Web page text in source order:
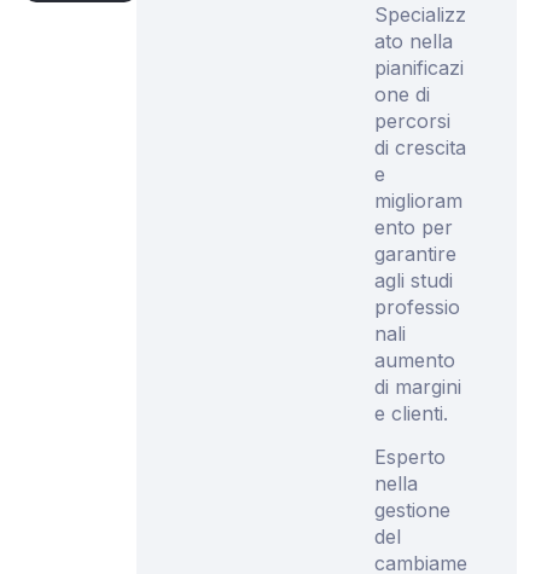
Specializz
ato nella
pianificazi
one di
percorsi
di crescita
e
miglioram
ento per
garantire
agli studi
professio
nali
aumento
di margini
e clienti.
Esperto
nella
gestione
del
cambiame